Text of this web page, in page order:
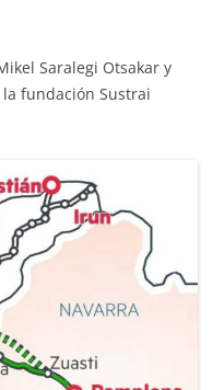
Saralegi Otsakar y
fundación Sustrai